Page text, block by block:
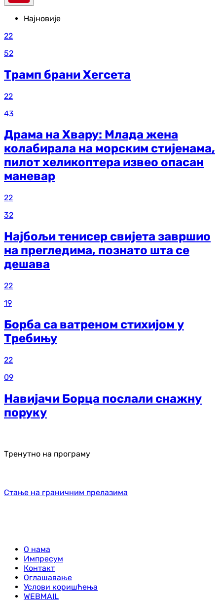
Најновије
22
52
Трамп брани Хегсета
22
43
Драма на Хвару: Млада жена
колабирала на морским стијенама,
пилот хеликоптера извео опасан
маневар
22
32
Најбољи тенисер свијета завршио
на прегледима, познато шта се
дешава
22
19
Борба са ватреном стихијом у
Требињу
22
09
Навијачи Борца послали снажну
поруку
Тренутно на програму
Стање на граничним прелазима
О нама
Импресум
Контакт
Оглашавање
Услови коришћења
WEBMAIL